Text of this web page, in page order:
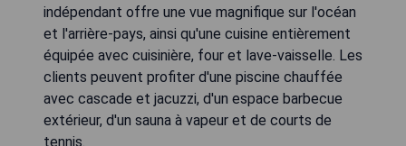
indépendant offre une vue magnifique sur l'océan
et l'arrière-pays, ainsi qu'une cuisine entièrement
équipée avec cuisinière, four et lave-vaisselle. Les
clients peuvent profiter d'une piscine chauffée
avec cascade et jacuzzi, d'un espace barbecue
extérieur, d'un sauna à vapeur et de courts de
tennis.